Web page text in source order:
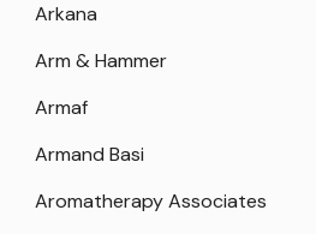
Arkana
Arm & Hammer
Armaf
Armand Basi
Aromatherapy Associates